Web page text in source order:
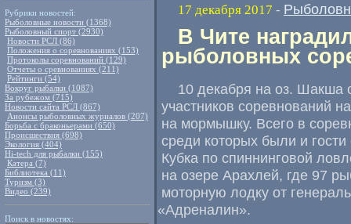
Рубрики новостей:
Рыболовные новости (1368)
Рыболовный спорт (2930)
Новости РСЛ (86)
Положения о соревнованиях (153)
Протоколы соревнований (129)
Отчеты о сревнованиях (211)
Рейтинги (54)
Вокруг рыбалки (1087)
За рубежом (715)
Новости сайта РСЛ (867)
Анонсы рыболовных журналов (207)
Борьба с браконьерами (650)
Происшествия (698)
Экология (404)
Hi-tech для рыбалки (155)
Катера (7)
Библиотека (11)
Туризм (3)
Видео (239)
Поиск в новостях:
17 декабря 2017 -
В Чите
рыболовных
10 декабря на оз. Шакша
участников соревнований
на мормышку. Всего в
среди которых были и
Кубка по спиннинговой
на озере Арахлей, где 97
моторную лодку от
«Адреналин».